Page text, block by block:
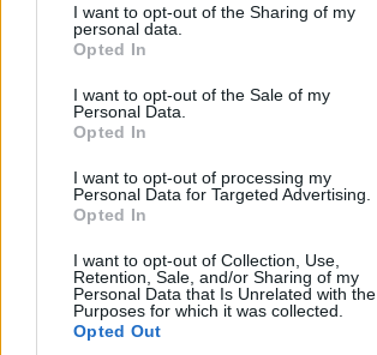
not limited to your visit or usage behaviour.
grant or deny consent to Google and its
use your data for below specified purposes
consent section.
I want to opt-out of the Sharing of my
personal data.
Opted In
I want to opt-out of the Sale of my
Personal Data.
Opted In
I want to opt-out of processing my
Personal Data for Targeted Advertising.
Opted In
I want to opt-out of Collection, Use,
Retention, Sale, and/or Sharing of my
Personal Data that Is Unrelated with the
Purposes for which it was collected.
Opted Out
Hamilton nyitja meg a bokszkiállások során:
nyolcadik, 14-15 másodpercre van az előtte
Verstappen a bal elsőre panaszkodik,
kerékcserére a Ferrari, de aztán mégis kint
Zajlik a sakkjátszma a pályapozíciókért.